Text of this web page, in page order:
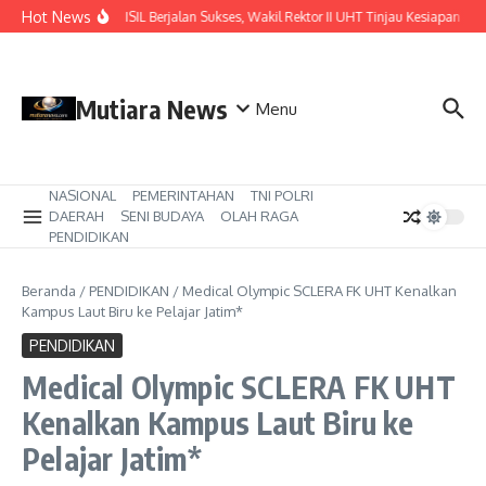
Lewati ke konten
Hot NewsPastikan ISIL Berjalan Sukses, Wakil Rektor II UHT Tinjau Kesiapan di
Mutiara News Menu
NASIONAL PEMERINTAHAN
TNI POLRI
DAERAH
SENI BUDAYA
OLAH RAGA
PENDIDIKAN
Beranda / PENDIDIKAN / Medical Olympic SCLERA FK UHT Kenalkan
Kampus Laut Biru ke Pelajar Jatim*
PENDIDIKAN
Medical Olympic SCLERA FK UHT
Kenalkan Kampus Laut Biru ke
Pelajar Jatim*